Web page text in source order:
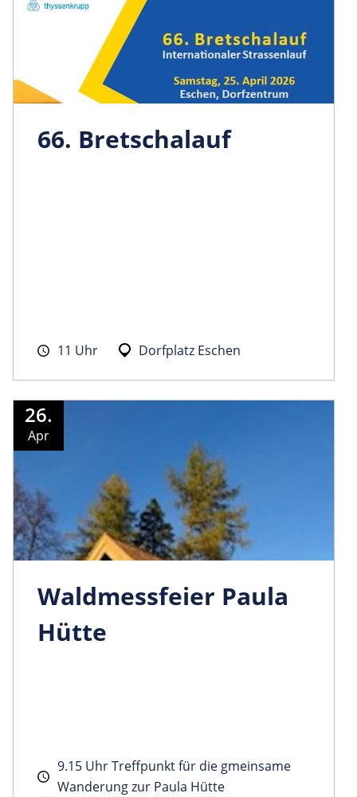
66. Bretschalauf
11 Uhr Dorfplatz Eschen
26.
Apr
Waldmessfeier Paula
Hütte
9.15 Uhr Treffpunkt für die gmeinsame
Wanderung zur Paula Hütte